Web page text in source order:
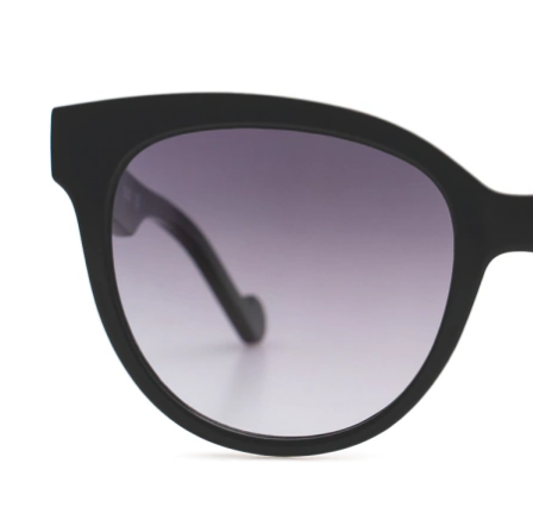
47 mm
Hauteur des verres Largeur des verres
Largeur
des verres